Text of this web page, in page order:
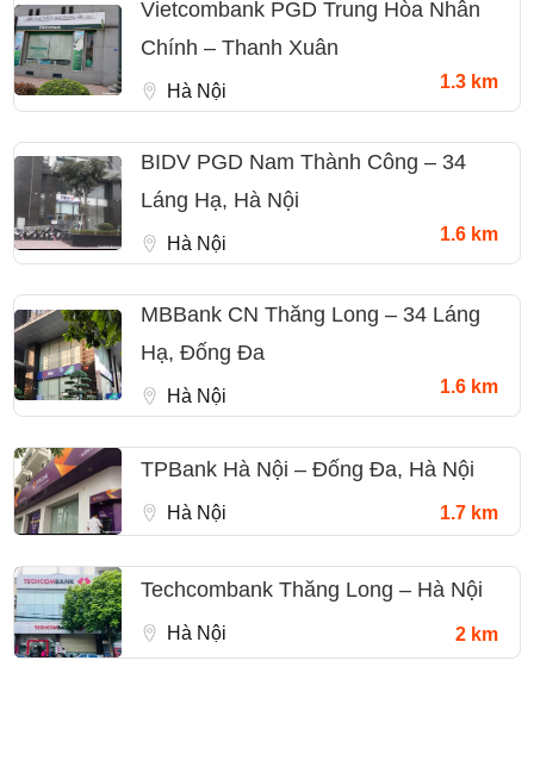
Vietcombank PGD Trung Hòa Nhân
Chính – Thanh Xuân
Hà Nội 1.3 km
BIDV PGD Nam Thành Công – 34
Láng Hạ, Hà Nội
Hà Nội 1.6 km
MBBank CN Thăng Long – 34 Láng
Hạ, Đống Đa
Hà Nội 1.6 km
TPBank Hà Nội – Đống Đa, Hà Nội
Hà Nội 1.7 km
Techcombank Thăng Long – Hà Nội
Hà Nội 2 km